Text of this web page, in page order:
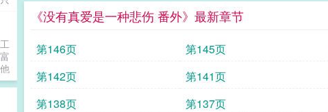
《没有真爱是一种悲伤 番外》最新章节
第146页 第145页
第142页
第141页
第138页
第137页